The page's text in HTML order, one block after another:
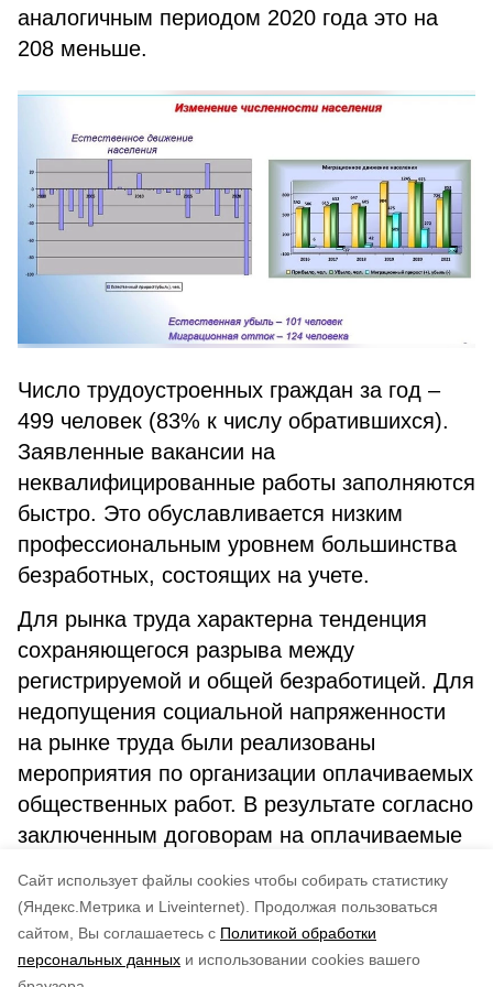
Cайт использует файлы cookies чтобы собирать статистику
(Яндекс.Метрика и Liveinternet).
Продолжая пользоваться
сайтом, Вы соглашаетесь с Политикой обработки
персональных данных и использовании cookies вашего
аналогичным периодом 2020 года это на
208 меньше.
Число трудоустроенных граждан за год –
499 человек (83% к числу обратившихся).
Заявленные вакансии на
неквалифицированные работы заполняются
быстро. Это обуславливается низким
профессиональным уровнем большинства
безработных, состоящих на учете.
Для рынка труда характерна тенденция
сохраняющегося разрыва между
регистрируемой и общей безработицей. Для
недопущения социальной напряженности
на рынке труда были реализованы
мероприятия по организации оплачиваемых
общественных работ. В результате согласно
заключенным договорам на оплачиваемые
76 человек.
по оценке